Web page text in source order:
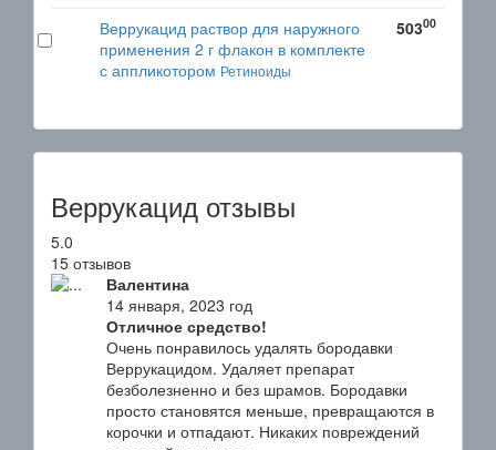
Веррукацид раствор для наружного
применения 2 г флакон в комплекте
с аппликотором Ретиноиды
50300
Веррукацид отзывы
5.0
15 отзывов
Валентина
14 января, 2023 год
Отличное средство!
Очень понравилось удалять бородавки
Веррукацидом. Удаляет препарат
безболезненно и без шрамов. Бородавки
просто становятся меньше, превращаются в
корочки и отпадают. Никаких повреждений